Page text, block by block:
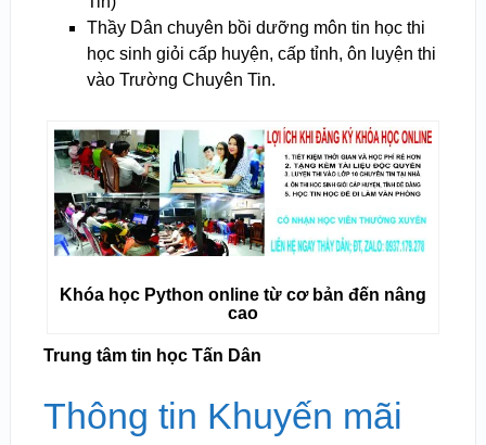
Thầy Dân chuyên bồi dưỡng môn tin học thi
học sinh giỏi cấp huyện, cấp tỉnh, ôn luyện thi
vào Trường Chuyên Tin.
Khóa học Python online từ cơ bản đến nâng
cao
Trung tâm tin học Tấn Dân
Thông tin Khuyến mãi